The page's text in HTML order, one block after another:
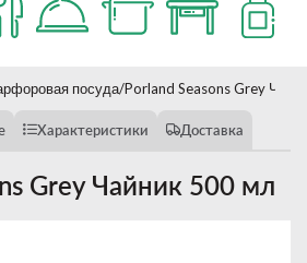
посуда Porland Seasons Grey
Характеристики Доставка
Grey Чайник 500 мл